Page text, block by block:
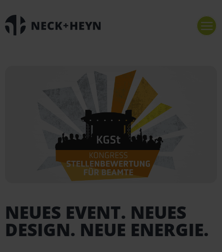
NEUES EVENT. NEUES
DESIGN. NEUE ENERGIE.